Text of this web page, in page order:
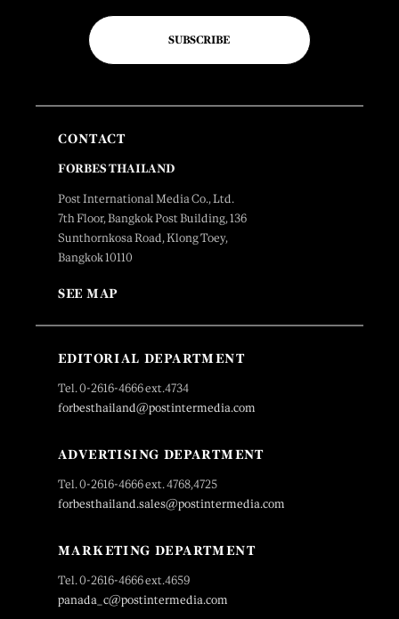
SUBSCRIBE
CONTACT
FORBES THAILAND
Post International Media Co., Ltd.
7th Floor, Bangkok Post Building, 136
Sunthornkosa Road, Klong Toey,
Bangkok 10110
SEE MAP
EDITORIAL DEPARTMENT
Tel. 0-2616-4666 ext.4734
forbesthailand@postintermedia.com
ADVERTISING DEPARTMENT
Tel. 0-2616-4666 ext. 4768,4725
forbesthailand.sales@postintermedia.com
MARKETING DEPARTMENT
Tel. 0-2616-4666 ext.4659
panada_c@postintermedia.com